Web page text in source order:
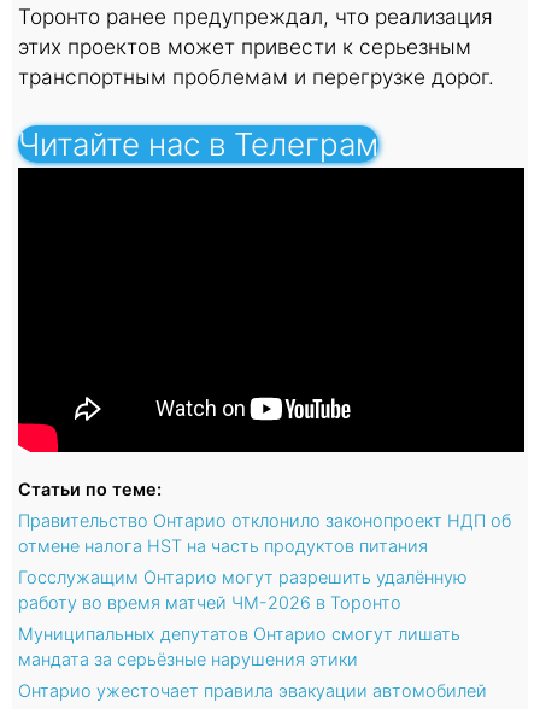
Торонто ранее предупреждал, что реализация
этих проектов может привести к серьезным
транспортным проблемам и перегрузке дорог.
Читайте нас в Телеграм
Статьи по теме:
Правительство Онтарио отклонило законопроект НДП об
отмене налога HST на часть продуктов питания
Госслужащим Онтарио могут разрешить удалённую
работу во время матчей ЧМ-2026 в Торонто
Муниципальных депутатов Онтарио смогут лишать
мандата за серьёзные нарушения этики
Онтарио ужесточает правила эвакуации автомобилей